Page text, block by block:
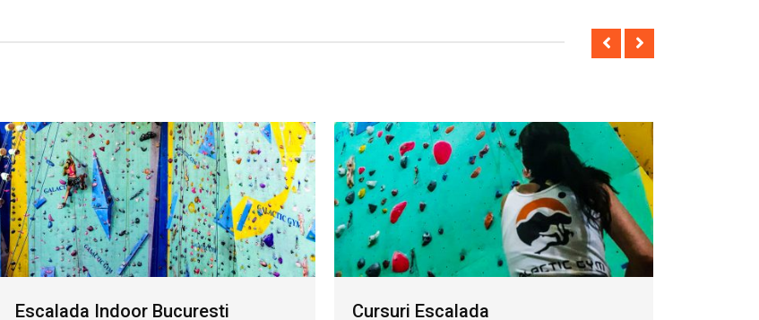
Escalada Indoor Bucuresti Cursuri Escalada